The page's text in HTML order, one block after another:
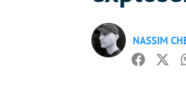
NASSIM
Facebook